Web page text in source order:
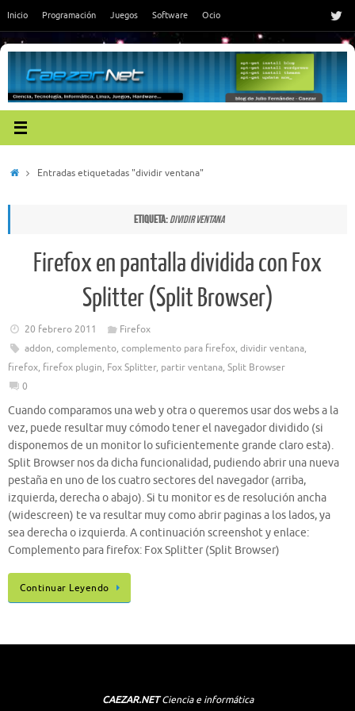
contenido
Inicio Programación Juegos Software Ocio
InicioEntradas etiquetadas "dividir ventana"
Etiqueta:dividir ventana
Firefox en pantalla dividida con Fox
Splitter (Split Browser)
20 febrero 2011
Firefox
addon, complemento, complemento para firefox, dividir ventana,
firefox, firefox plugin, Fox Splitter, partir ventana, Split Browser
0
Cuando comparamos una web y otra o queremos usar dos webs a la
vez, puede resultar muy cómodo tener el navegador dividido (si
disponemos de un monitor lo suficientemente grande claro esta).
Split Browser nos da dicha funcionalidad, pudiendo abrir una nueva
pestaña en uno de los cuatro sectores del navegador (arriba,
izquierda, derecha o abajo). Si tu monitor es de resolución ancha
(widescreen) te va resultar muy como abrir paginas a los lados, ya
sea derecha o izquierda. A continuación screenshot y enlace:
Complemento para firefox: Fox Splitter (Split Browser)
Continuar Leyendo
CAEZAR.NETCiencia e informática